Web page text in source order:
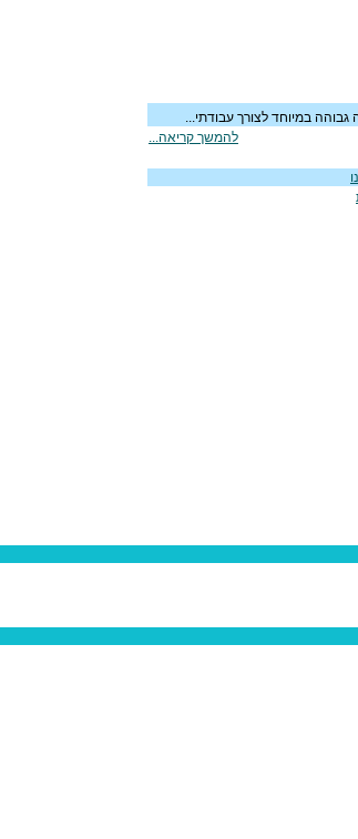
במיוחד לצורך עבודתי...
להמשך קריאה...